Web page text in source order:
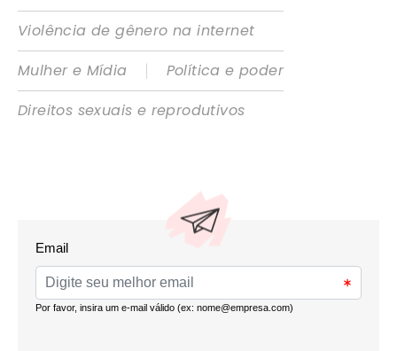
Violência de gênero na internet
Mulher e Mídia
|
Política e poder
Direitos sexuais e reprodutivos